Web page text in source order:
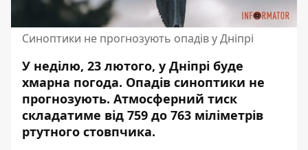
Синоптики не прогнозують опадів у Дніпрі
У неділю, 23 лютого, у Дніпрі буде
хмарна погода. Опадів синоптики не
прогнозують. Атмосферний тиск
складатиме від 759 до 763 міліметрів
ртутного стовпчика.